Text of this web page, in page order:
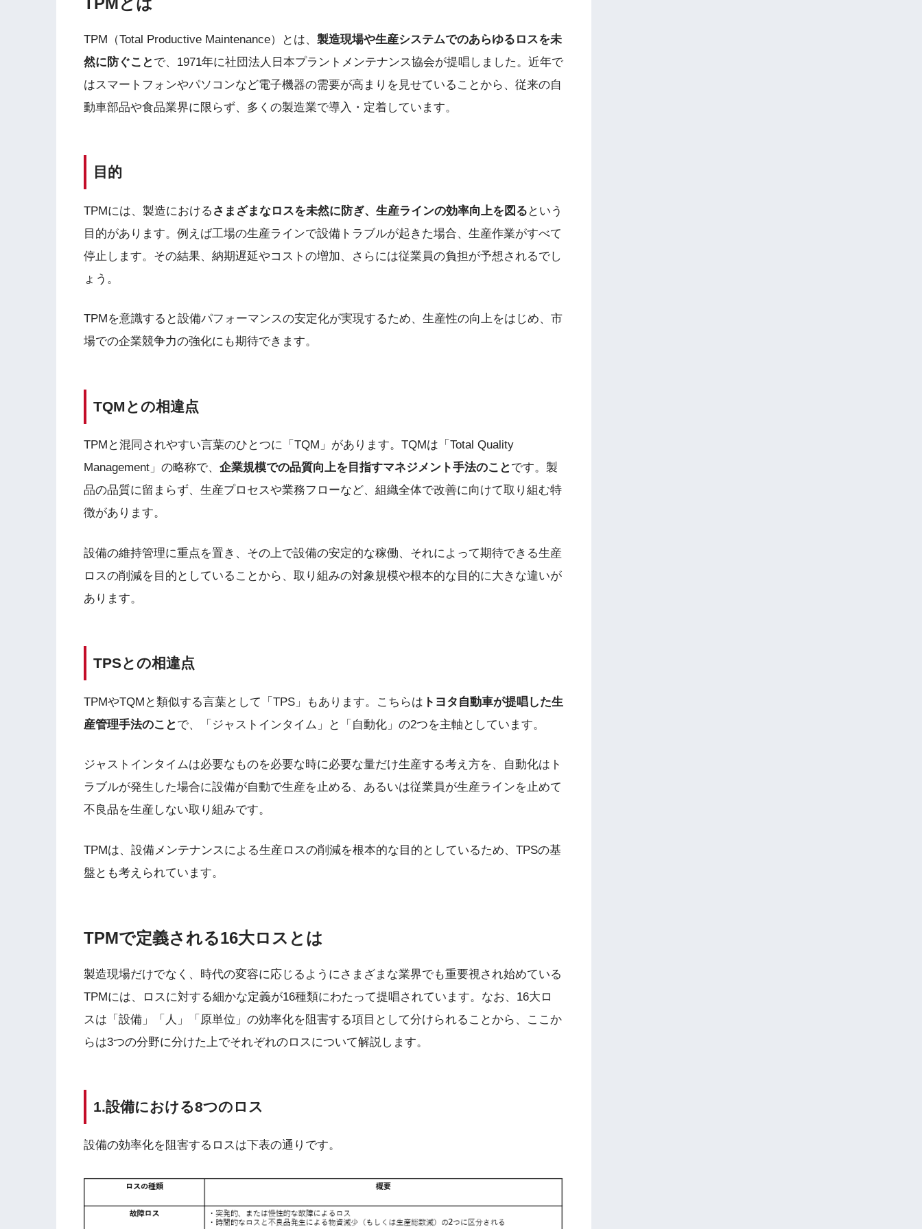
TPM（Total Productive Maintenance）とは、 製造現場や生産システムでのあらゆるロスを未
然に防ぐこと で、1971年に社団法人日本プラントメンテナンス協会が提唱しました。近年で
はスマートフォンやパソコンなど電子機器の需要が高まりを見せていることから、従来の自
動車部品や食品業界に限らず、多くの製造業で導入・定着しています。
目的
TPMには、製造における さまざまなロスを未然に防ぎ、生産ラインの効率向上を図る という
目的があります。例えば工場の生産ラインで設備トラブルが起きた場合、生産作業がすべて
停止します。その結果、納期遅延やコストの増加、さらには従業員の負担が予想されるでし
ょう。
TPMを意識すると設備パフォーマンスの安定化が実現するため、生産性の向上をはじめ、市
場での企業競争力の強化にも期待できます。
TQMとの相違点
TPMと混同されやすい言葉のひとつに「TQM」があります。TQMは「Total Quality
Management」の略称で、 企業規模での品質向上を目指すマネジメント手法のこと です。製
品の品質に留まらず、生産プロセスや業務フローなど、組織全体で改善に向けて取り組む特
徴があります。
設備の維持管理に重点を置き、その上で設備の安定的な稼働、それによって期待できる生産
ロスの削減を目的としていることから、取り組みの対象規模や根本的な目的に大きな違いが
あります。
TPSとの相違点
TPMやTQMと類似する言葉として「TPS」もあります。こちらは トヨタ自動車が提唱した生
産管理手法のこと で、「ジャストインタイム」と「自動化」の2つを主軸としています。
ジャストインタイムは必要なものを必要な時に必要な量だけ生産する考え方を、自動化はト
ラブルが発生した場合に設備が自動で生産を止める、あるいは従業員が生産ラインを止めて
不良品を生産しない取り組みです。
TPMは、設備メンテナンスによる生産ロスの削減を根本的な目的としているため、TPSの基
盤とも考えられています。
TPMで定義される16大ロスとは
製造現場だけでなく、時代の変容に応じるようにさまざまな業界でも重要視され始めている
TPMには、ロスに対する細かな定義が16種類にわたって提唱されています。なお、16大ロ
スは「設備」「人」「原単位」の効率化を阻害する項目として分けられることから、ここか
らは3つの分野に分けた上でそれぞれのロスについて解説します。
1.設備における8つのロス
設備の効率化を阻害するロスは下表の通りです。